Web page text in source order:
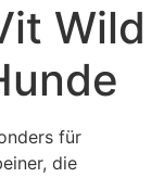
Wild
für
die